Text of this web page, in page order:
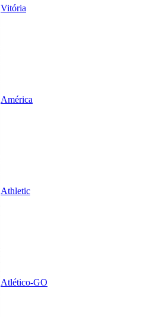
Vitória
América
Athletic
Atlético-GO